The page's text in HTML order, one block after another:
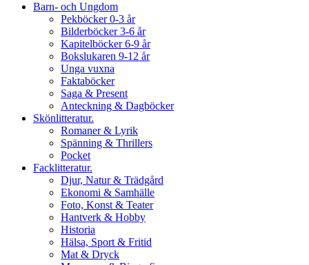
Barn- och Ungdom
Pekböcker 0-3 år
Bilderböcker 3-6 år
Kapitelböcker 6-9 år
Bokslukaren 9-12 år
Unga vuxna
Faktaböcker
Saga & Present
Anteckning & Dagböcker
Skönlitteratur.
Romaner & Lyrik
Spänning & Thrillers
Pocket
Facklitteratur.
Djur, Natur & Trädgård
Ekonomi & Samhälle
Foto, Konst & Teater
Hantverk & Hobby
Historia
Hälsa, Sport & Fritid
Mat & Dryck